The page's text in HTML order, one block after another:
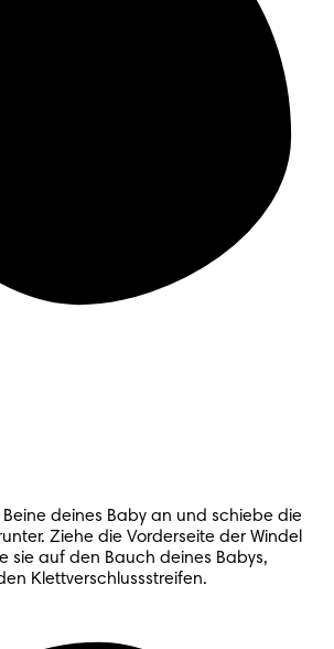
deines Baby an und schiebe die
Ziehe die Vorderseite der Windel
sie auf den Bauch deines Babys,
Klettverschlussstreifen.